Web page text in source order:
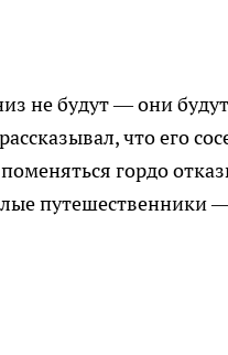
не будут — они
что его
гордо